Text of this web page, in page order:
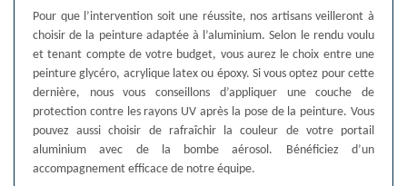
Pour que l’intervention soit une réussite, nos artisans veilleront à
choisir de la peinture adaptée à l’aluminium. Selon le rendu voulu
et tenant compte de votre budget, vous aurez le choix entre une
peinture glycéro, acrylique latex ou époxy. Si vous optez pour cette
dernière, nous vous conseillons d’appliquer une couche de
protection contre les rayons UV après la pose de la peinture. Vous
pouvez aussi choisir de rafraîchir la couleur de votre portail
aluminium avec de la bombe aérosol. Bénéficiez d’un
accompagnement efficace de notre équipe.